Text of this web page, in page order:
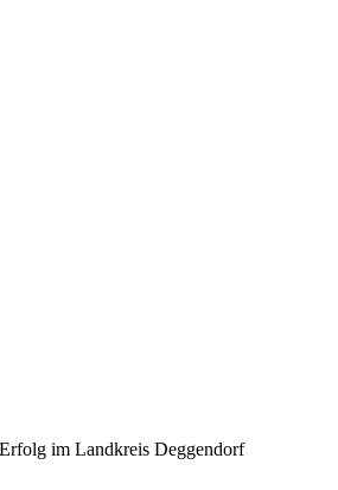
im Landkreis Deggendorf